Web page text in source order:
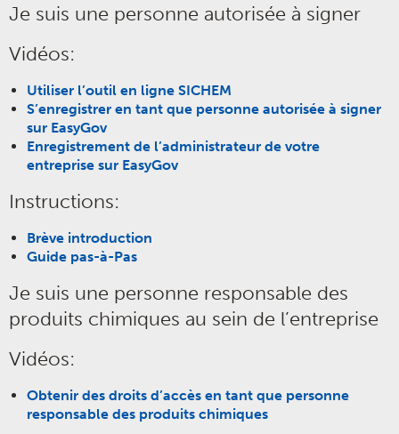
Je suis une personne autorisée à signer
Vidéos:
Utiliser l’outil en ligne SICHEM
S’enregistrer en tant que personne autorisée à signer
sur EasyGov
Enregistrement de l’administrateur de votre
entreprise sur EasyGov
Instructions:
Brève introduction
Guide pas-à-Pas
Je suis une personne responsable des
produits chimiques au sein de l’entreprise
Vidéos:
Obtenir des droits d’accès en tant que personne
responsable des produits chimiques